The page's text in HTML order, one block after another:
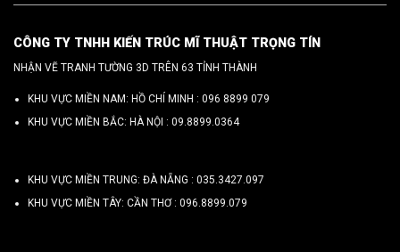
CÔNG TY TNHH KIẾN TRÚC MĨ THUẬT TRỌNG TÍN
NHẬN VẼ TRANH TƯỜNG 3D TRÊN 63 TỈNH THÀNH
KHU VỰC MIỀN NAM: HỒ CHÍ MINH : 096 8899 079
KHU VỰC MIỀN BẮC: HÀ NỘI : 09.8899.0364
KHU VỰC MIỀN TRUNG: ĐÀ NẴNG : 035.3427.097
KHU VỰC MIỀN TÂY: CẦN THƠ : 096.8899.079